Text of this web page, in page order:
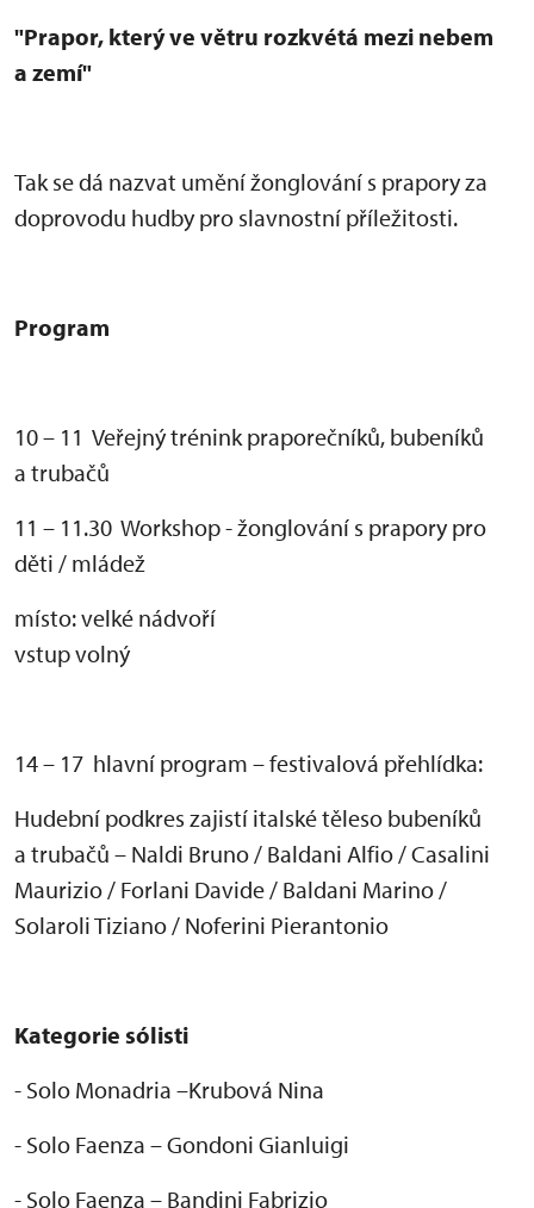
"Prapor, který ve větru rozkvétá mezi nebem
a zemí"
Tak se dá nazvat uměnížonglování s prapory za
doprovodu hudby pro slavnostní příležitosti.
Program
10 – 11 Veřejný trénink praporečníků, bubeníků
a trubačů
11 – 11.30 Workshop - žonglování s prapory pro
děti / mládež
místo:velké nádvoří
vstup volný
14 – 17 hlavní program – festivalová přehlídka:
Hudební podkres zajistí italské těleso bubeníků
a trubačů – Naldi Bruno / Baldani Alfio / Casalini
Maurizio / Forlani Davide / Baldani Marino /
Solaroli Tiziano / Noferini Pierantonio
Kategorie sólisti
- Solo Monadria –Krubová Nina
- Solo Faenza – Gondoni Gianluigi
- Solo Faenza – Bandini Fabrizio